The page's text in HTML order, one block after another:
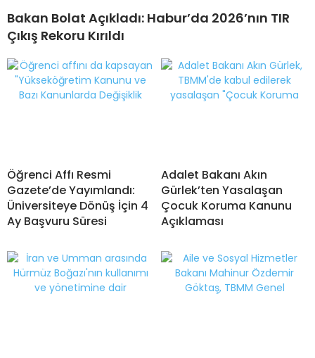
Bakan Bolat Açıkladı: Habur’da 2026’nın TIR
Çıkış Rekoru Kırıldı
Öğrenci Affı Resmi
Gazete’de Yayımlandı:
Üniversiteye Dönüş İçin 4
Ay Başvuru Süresi
Adalet Bakanı Akın
Gürlek’ten Yasalaşan
Çocuk Koruma Kanunu
Açıklaması